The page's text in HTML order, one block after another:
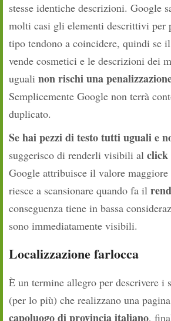
stesse identiche descrizioni. Google
molti casi gli elementi descrittivi per
tipo tendono a coincidere, quindi se
vende cosmetici e le descrizioni dei
uguali non rischi una
Semplicemente Google non terrà
duplicato.
Se hai pezzi di testo tutti uguali e
suggerisco di renderli visibili al click
Google attribuisce il valore
riesce a scansionare quando fa il
conseguenza tiene in bassa
sono immediatamente visibili.
Localizzazione farlocca
È un termine allegro per descrivere i
(per lo più) che realizzano una
capoluogo di provincia italiano,